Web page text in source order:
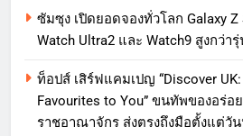
ซัมซุง เปิดยอดจองทั่วโลก Galaxy Z
Watch Ultra2 และ Watch9 สูงกว่า
ท็อปส์ เสิร์ฟแคมเปญ “Discover
Favourites to You” ขนทัพของอร่อ
ราชอาณาจักร ส่งตรงถึงมือตั้งแต่วั